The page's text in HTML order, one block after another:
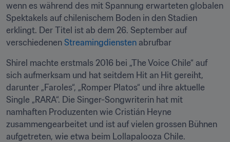
wenn es während des mit Spannung erwarteten globalen
Spektakels auf chilenischem Boden in den Stadien
erklingt. Der Titel ist ab dem 26. September auf
verschiedenen Streamingdiensten abrufbar
Shirel machte erstmals 2016 bei „The Voice Chile“ auf
sich aufmerksam und hat seitdem Hit an Hit gereiht,
darunter „Faroles“, „Romper Platos“ und ihre aktuelle
Single „RARA“. Die Singer-Songwriterin hat mit
namhaften Produzenten wie Cristián Heyne
zusammengearbeitet und ist auf vielen grossen Bühnen
aufgetreten, wie etwa beim Lollapalooza Chile.